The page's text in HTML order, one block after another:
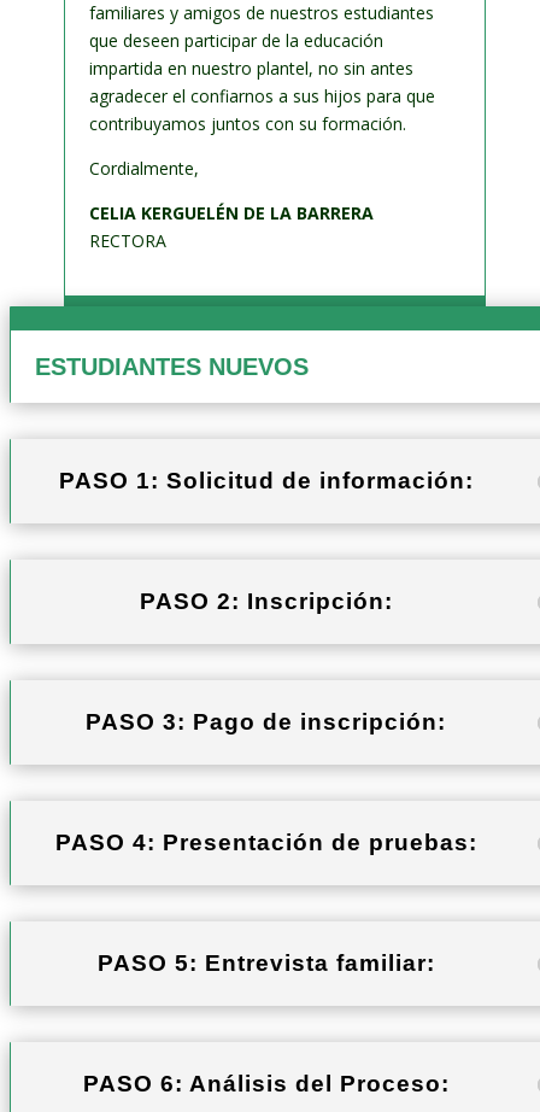
familiares y amigos de nuestros estudiantes
que deseen participar de la educación
impartida en nuestro plantel, no sin antes
agradecer el confiarnos a sus hijos para que
contribuyamos juntos con su formación.
Cordialmente,
CELIA KERGUELÉN DE LA BARRERA
RECTORA
ESTUDIANTES NUEVOS
PASO 1: Solicitud de información:
PASO 2: Inscripción:
PASO 3: Pago de inscripción:
PASO 4: Presentación de pruebas:
PASO 5: Entrevista familiar:
PASO 6: Análisis del Proceso: